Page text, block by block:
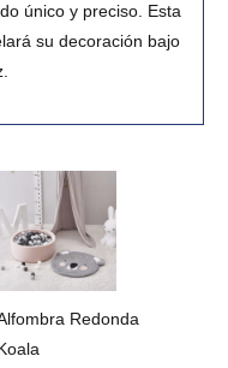
único y preciso. Esta
su decoración bajo
Redonda